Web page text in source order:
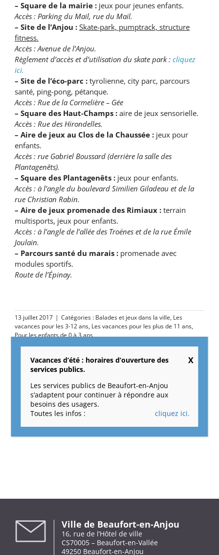
– Square de la mairie : jeux pour jeunes enfants.
Accès : Parking du Mail, rue du Mail.
– Site de l’Anjou : Skate-park, pumptrack, structure
fitness.
Accès : Avenue de l’Anjou.
Règlement d’accès et d’utilisation du skate park : cliquez
ici.
– Site de l’éco-parc : tyrolienne, city parc, parcours
santé, ping-pong, pétanque.
Accès : Rue de la Cormelière – Gée
– Square des Haut-Champs : aire de jeux sensorielle.
Accès : Rue des Hirondelles.
– Aire de jeux au Clos de la Chaussée : jeux pour
enfants.
Accès : rue Gabriel Boussard (derrière la salle des
Plantagenêts).
– Square des Plantagenêts : jeux pour enfants.
Accès : à l’angle du boulevard Similien Giladeau et de la
rue Christian Rabin.
– Aire de jeux promenade des Rimiaux : terrain
multisports, jeux pour enfants.
Accès : à l’angle de l’allée des Troënes et de la rue Émile
Joulain.
– Parcours santé du marais : promenade avec
modules sportifs.
Route de l’Épinay.
13 juillet 2017 | Catégories : Balades et jeux dans la ville, Les
vacances pour les 3-12 ans, Les vacances pour les plus de 11 ans,
Pour les enfants de 0 à 3 ans
Partagez cet article !
Facebook
X Reddit
Ville de Beaufort-en-Anjou
16, rue de l’Hôtel de ville
CS70005 – Beaufort-en-Vallée
49250 Beaufort-en-Anjou
Vacances d’été : horaires d’ouverture des
services publics.
Les services publics de Beaufort-en-Anjou
s’adaptent pour continuer à répondre aux
besoins des usagers.
Toutes les infos :
cliquez ici.